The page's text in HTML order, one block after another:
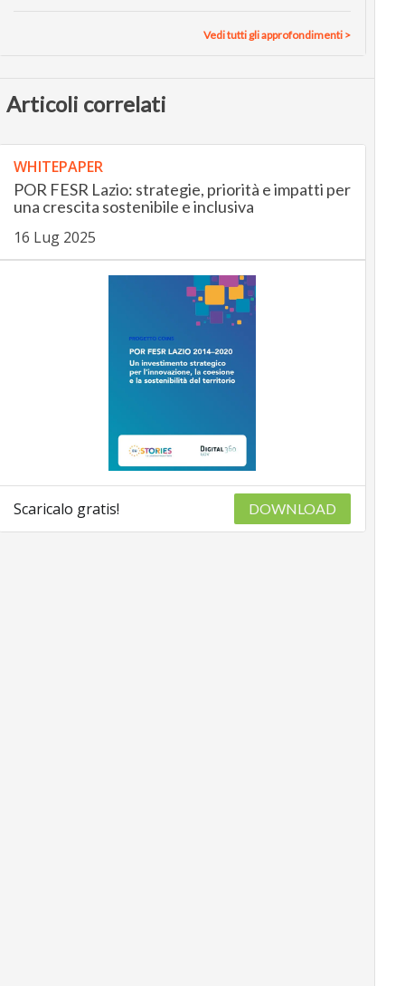
Vedi tutti gli approfondimenti >
Articoli correlati
WHITEPAPER
POR FESR Lazio: strategie, priorità e impatti per
una crescita sostenibile e inclusiva
16 Lug 2025
Scaricalo gratis! DOWNLOAD